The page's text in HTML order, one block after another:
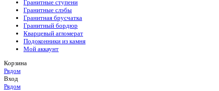
Гранитные ступени
Гранитные слэбы
Гранитная брусчатка
Гранитный бордюр
Кварцевый агломерат
Подоконники из камня
Мой аккаунт
Корзина
Рядом
Вход
Рядом